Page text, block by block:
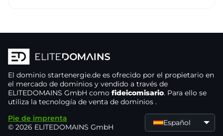
El dominio startenergie.de es ofrecido por el propietario en
el mercado de dominios y vendido a través de
ELITEDOMAINS GmbH como fideicomisario. Para ello se
utiliza la tecnología de venta de dominios .
Pie de imprenta
© 2026 ELITEDOMAINS GmbH
Español